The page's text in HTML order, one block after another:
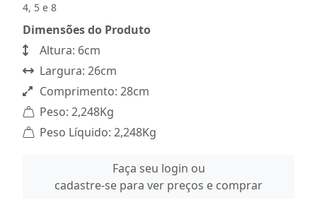
4, 5 e 8
Dimensões do Produto
Altura: 6cm
Largura: 26cm
Comprimento: 28cm
Peso: 2,248Kg
Peso Líquido: 2,248Kg
Faça seu login ou
cadastre-se para ver preços e comprar